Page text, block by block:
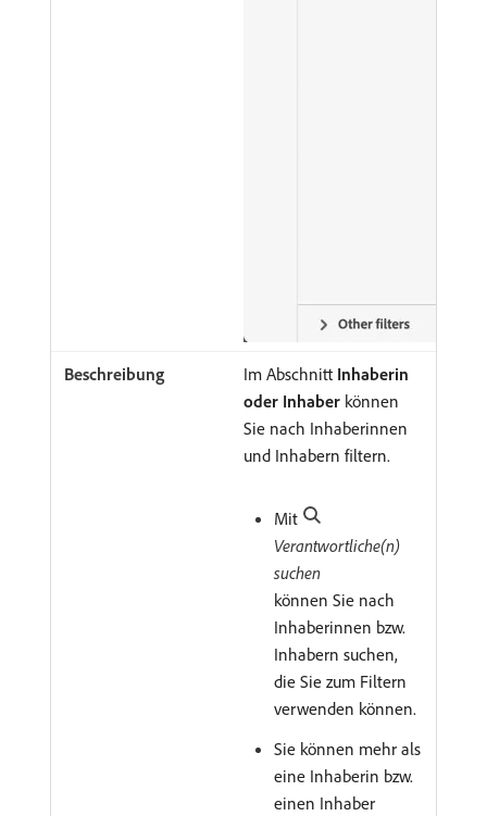
Im Abschnitt Inhaberin
oder Inhaber können
Sie nach Inhaberinnen
und Inhabern filtern.
Mit
Verantwortliche(n)
suchen
können Sie nach
Inhaberinnen bzw.
Inhabern suchen,
die Sie zum Filtern
verwenden können.
Sie können mehr als
eine Inhaberin bzw.
einen Inhaber